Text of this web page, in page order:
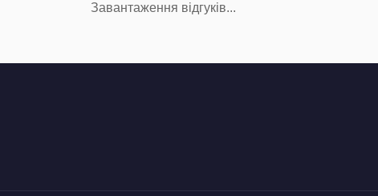
Завантаження відгуків...